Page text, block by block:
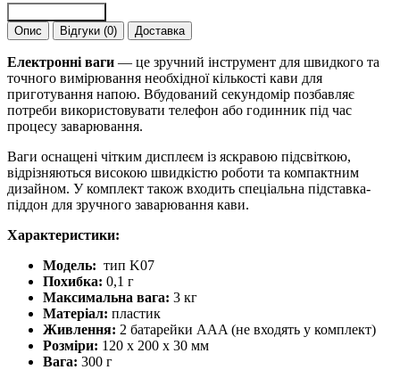
Ваги
для
приготування
кави
VD
Coffee
Scale
Standard
(3кг
вологостійкі,
гумовий
килимок)
кількість
Опис
Відгуки (0) Доставка
Електронні ваги — це зручний інструмент для швидкого та
точного вимірювання необхідної кількості кави для
приготування напою. Вбудований секундомір позбавляє
потреби використовувати телефон або годинник під час
процесу заварювання.
Ваги оснащені чітким дисплеєм із яскравою підсвіткою,
відрізняються високою швидкістю роботи та компактним
дизайном. У комплект також входить спеціальна підставка-
піддон для зручного заварювання кави.
Характеристики:
Модель: тип K07
Похибка: 0,1 г
Максимальна вага: 3 кг
Матеріал: пластик
Живлення: 2 батарейки AAA (не входять у комплект)
Розміри: 120 х 200 х 30 мм
Вага: 300 г